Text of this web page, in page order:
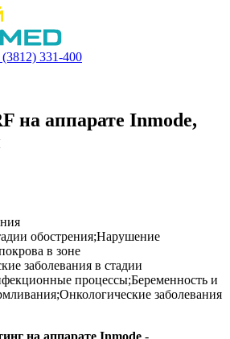
331-400
на аппарате Inmode,
обострения;Нарушение
в зоне
заболевания в стадии
процессы;Беременность и
заболевания
на аппарате Inmode -